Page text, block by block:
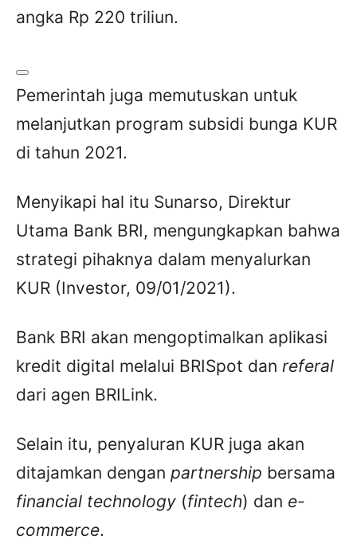
angka Rp 220 triliun.
Pemerintah juga memutuskan untuk
melanjutkan program subsidi bunga KUR
di tahun 2021.
Menyikapi hal itu Sunarso, Direktur
Utama Bank BRI, mengungkapkan bahwa
strategi pihaknya dalam menyalurkan
KUR (Investor, 09/01/2021).
Bank BRI akan mengoptimalkan aplikasi
kredit digital melalui BRISpot dan referal
dari agen BRILink.
Selain itu, penyaluran KUR juga akan
ditajamkan dengan partnership bersama
financial technology (fintech) dan e-
commerce.